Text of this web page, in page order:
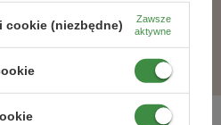
WSZYSTKIE
(niezbędne)
Zawsze
aktywne